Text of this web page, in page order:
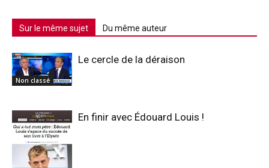
Sur le même sujet Du même auteur
Non classé
Le cercle de la déraison
En finir avec Édouard Louis !